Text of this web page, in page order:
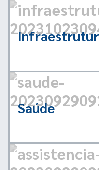
Saúde